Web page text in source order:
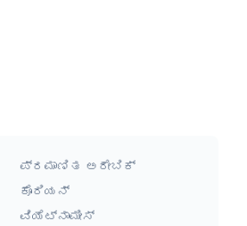
ಪ್ರಮಾಣಿತ ಅರೇಬಿಕ್
ಕೊರಿಯನ್
ವಿಯೆಟ್ನಾಮೀಸ್